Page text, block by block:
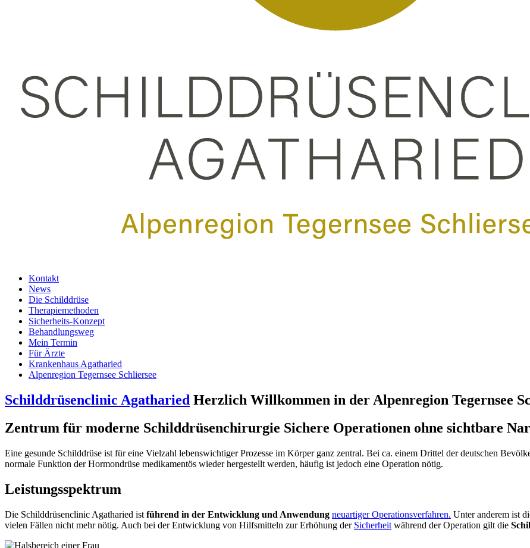
Kontakt
News
Die Schilddrüse
Therapiemethoden
Sicherheits-Konzept
Behandlungsweg
Mein Termin
Für Ärzte
Krankenhaus Agatharied
Alpenregion Tegernsee Schliersee
Schilddrüsenclinic Agatharied Herzlich Willkommen in der Alpenregion Tegernsee
Zentrum für moderne Schilddrüsenchirurgie Sichere Operationen ohne sichtbare
Eine gesunde Schilddrüse ist für eine Vielzahl lebenswichtiger Prozesse im Körper ganz zentral. Bei ca. einem Drittel der deutschen
normale Funktion der Hormondrüse medikamentös wieder hergestellt werden, häufig ist jedoch eine Operation nötig.
Leistungsspektrum
Die Schilddrüsenclinic Agatharied ist führend in der Entwicklung und Anwendung neuartiger Operationsverfahren. Unter anderem ist
vielen Fällen nicht mehr nötig. Auch bei der Entwicklung von Hilfsmitteln zur Erhöhung der Sicherheit während der Operation gilt die